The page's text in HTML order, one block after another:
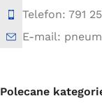
Telefon: 791
E-mail:
Polecane